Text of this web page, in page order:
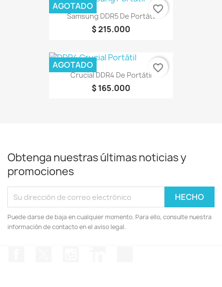
Samsung DDR5 De Portátil
$ 215.000
AGOTADO favorite_border
Crucial DDR4 De Portátil
$ 165.000
AGOTADO favorite_border
Obtenga nuestras últimas noticias y
promociones
Puede darse de baja en cualquier momento. Para ello, consulte nuestra
información de contacto en el aviso legal.